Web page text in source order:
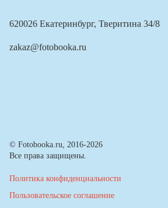
620026 Екатеринбург, Тверитина 34/8
zakaz@fotobooka.ru
© Fotobooka.ru, 2016-2026
Все права защищены.
Политика конфиденциальности
Пользовательское соглашение